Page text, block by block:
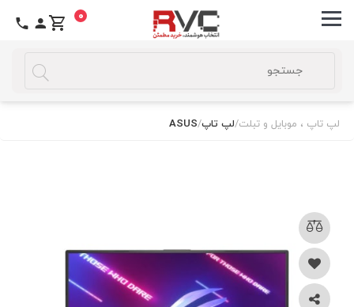
0
لپ تاپ ، موبایل و تبلت/لپ تاپ/
ASUS